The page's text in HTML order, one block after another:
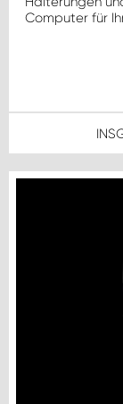
Computer für